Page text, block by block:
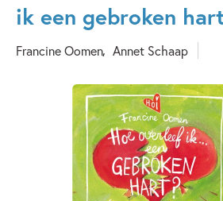
ik een gebroken
Francine Oomen Annet Schaap